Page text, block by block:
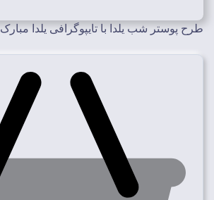
طرح پوستر شب یلدا با تایپوگرافی یلدا مبارک